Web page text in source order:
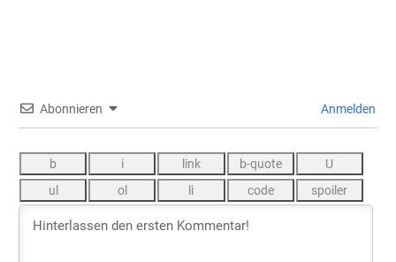
Abonnieren Anmelden